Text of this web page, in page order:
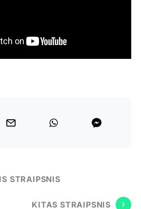
STRAIPSNIS
KITAS STRAIPSNIS